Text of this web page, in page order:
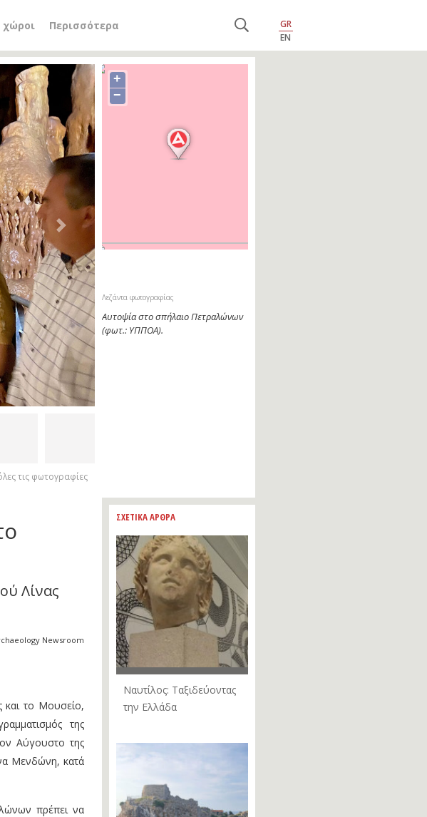
χώροι Περισσότερα
GR
EN
Next
τις φωτογραφίες
+
−
Λεζάντα φωτογραφίας
Αυτοψία στο σπήλαιο Πετραλώνων
(φωτ.: ΥΠΠΟΑ).
Λίνας
Newsroom
και το Μουσείο,
της
Αύγουστο της
Μενδώνη, κατά
πρέπει να
ΣΧΕΤΙΚΑ ΑΡΘΡΑ
Nαυτίλος: Ταξιδεύοντας
την Ελλάδα